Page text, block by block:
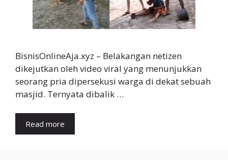
BisnisOnlineAja.xyz – Belakangan netizen
dikejutkan oleh video viral yang menunjukkan
seorang pria dipersekusi warga di dekat sebuah
masjid. Ternyata dibalik …
Read more